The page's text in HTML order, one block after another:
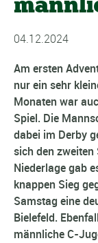
04.12.2024
Am ersten
nur ein sehr
Monaten war
Spiel. Die
dabei im Derby
sich den zweiten
Niederlage gab
knappen Sieg
Samstag eine
Bielefeld.
männliche C-